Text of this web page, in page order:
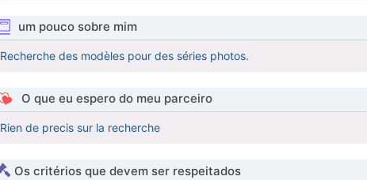
um pouco sobre mim
Recherche des modèles pour des séries photos.
O que eu espero do meu parceiro
Rien de precis sur la recherche
Os critérios que devem ser respeitados